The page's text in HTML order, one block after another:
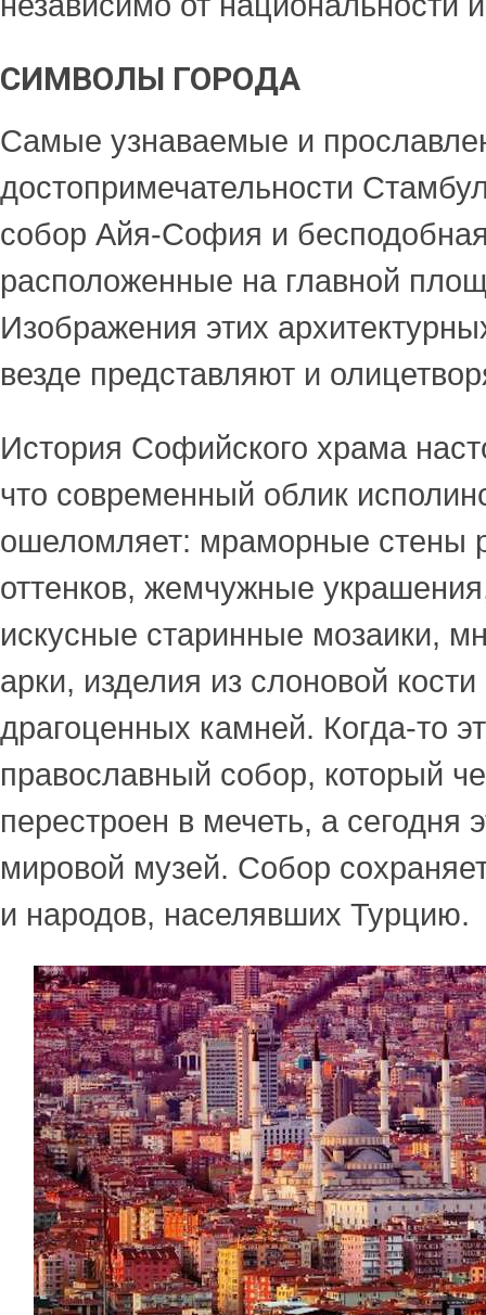
СИМВОЛЫ ГОРОДА
Самые узнаваемые и
достопримечательности
собор Айя-София и
расположенные на главной
Изображения этих
везде представляют и
История Софийского храма
что современный облик
ошеломляет: мраморные стены
оттенков, жемчужные
искусные старинные мозаики,
арки, изделия из слоновой
драгоценных камней. Когда-то
православный собор, который
перестроен в мечеть, а сегодня
мировой музей. Собор
и народов, населявших Турцию.